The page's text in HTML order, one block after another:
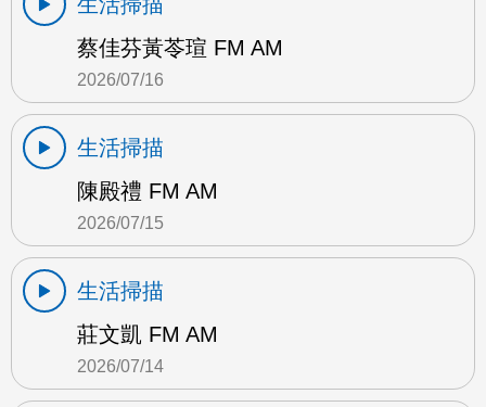
蔡佳芬黃苓瑄 FM AM
2026/07/16
生活掃描
陳殿禮 FM AM
2026/07/15
生活掃描
莊文凱 FM AM
2026/07/14